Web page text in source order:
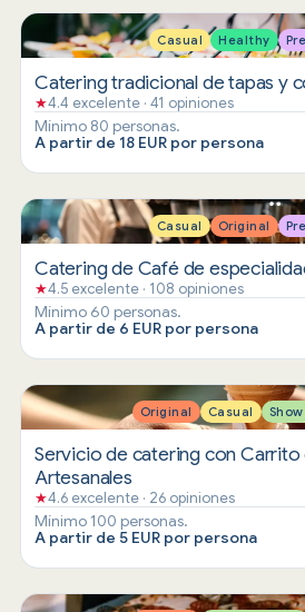
Casual Healthy
Catering tradicional de tapas y
★4.4 excelente · 41 opiniones
Mínimo 80 personas.
A partir de 18 EUR por persona
Casual Original
Catering de Café de
★4.5 excelente · 108 opiniones
Mínimo 60 personas.
A partir de 6 EUR por persona
Original Casual
Servicio de catering con Carrito
Artesanales
★4.6 excelente · 26 opiniones
Mínimo 100 personas.
A partir de 5 EUR por persona